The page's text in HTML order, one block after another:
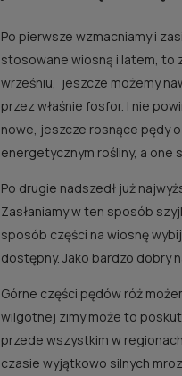
RÓŻA
UETERSEN®
20,00 zł
Cena regularna: 40,00 zł
do koszyka
Po pierwsze wzmacniamy i
stosowane wiosną i latem, to
wrześniu, jeszcze możemy
przez właśnie fosfor. I nie
nowe, jeszcze rosnące pędy
energetycznym rośliny, a one
Po drugie nadszedł już
Zasłaniamy w ten sposób
sposób części na wiosnę
dostępny. Jako bardzo dobry
Górne części pędów róż
wilgotnej zimy może to
przede wszystkim w
czasie wyjątkowo silnych